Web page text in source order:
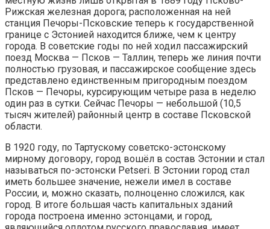
Рижская железная дорога; расположенная на ней
станция Печоры-Псковские теперь к государственной
границе с Эстонией находится ближе, чем к центру
города. В советские годы по ней ходил пассажирский
поезд Москва — Псков — Таллин, теперь же линия почти
полностью грузовая, и пассажирское сообщение здесь
представлено единственным пригородным поездом
Псков — Печоры, курсирующим четыре раза в неделю
один раз в сутки. Сейчас Печоры — небольшой (10,5
тысяч жителей) районный центр в составе Псковской
области.
В 1920 году, по Тартускому советско-эстонскому
мирному договору, город вошёл в состав Эстонии и стал
называться по-эстонски Petseri. В Эстонии город стал
иметь большее значение, нежели имел в составе
России, и, можно сказать, полноценно сложился, как
город. В итоге большая часть капитальных зданий
города построена именно эстонцами, и город,